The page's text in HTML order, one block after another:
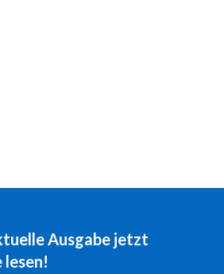
Ausgabe jetzt
lesen!